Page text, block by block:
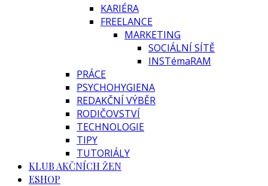
KARIÉRA
FREELANCE
MARKETING
SOCIÁLNÍ SÍTĚ
INSTémaRAM
PRÁCE
PSYCHOHYGIENA
REDAKČNÍ VÝBĚR
RODIČOVSTVÍ
TECHNOLOGIE
TIPY
TUTORIÁLY
KLUB AKČNÍCH ŽEN
ESHOP